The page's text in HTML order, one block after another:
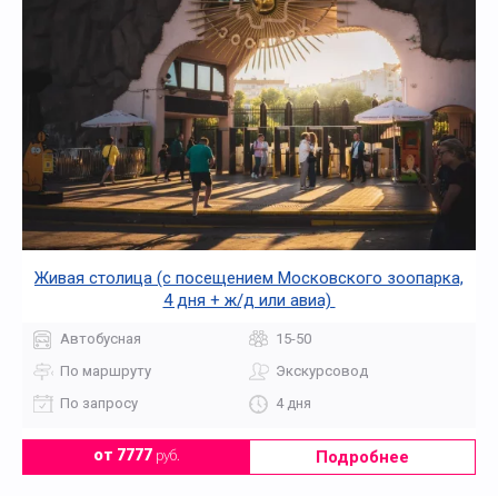
Живая столица (с посещением Московского зоопарка,
4 дня + ж/д или авиа)
Автобусная
15-50
По маршруту
Экскурсовод
По запросу
4 дня
от 7777руб. Подробнее